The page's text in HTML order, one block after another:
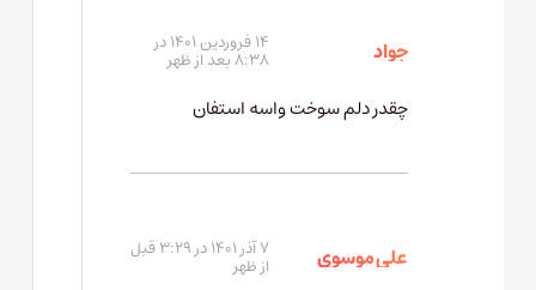
جواد ۱۴ فروردین ۱۴۰۱ در
۸:۳۸ بعد از ظهر
چقدر دلم سوخت واسه استفان
علی موسوی ۷ آذر ۱۴۰۱ در ۳:۲۹ قبل
از ظهر